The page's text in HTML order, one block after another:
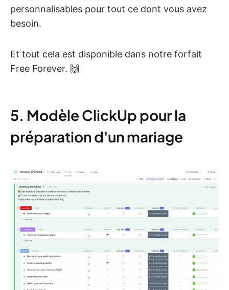
personnalisables pour tout ce dont vous avez
besoin.
Et tout cela est disponible dans notre forfait
Free Forever. 🙌
5. Modèle ClickUp pour la
préparation d'un mariage